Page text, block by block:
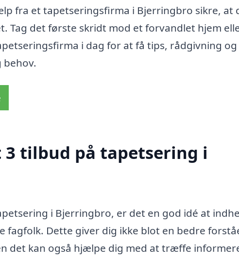
fra et tapetseringsfirma i Bjerringbro sikre, at
Tag det første skridt mod et forvandlet hjem
i dag for at få tips, rådgivning og
tilbud på tapetsering i
i Bjerringbro, er det en god idé at
fagfolk. Dette giver dig ikke blot en bedre
det kan også hjælpe dig med at træffe